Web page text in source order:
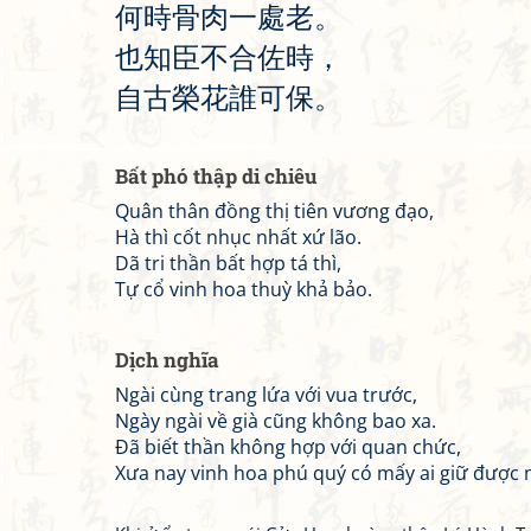
何時骨肉一處老。
也知臣不合佐時 ，
自古榮花誰可保。
Bất phó thập di chiêu
Quân thân đồng thị tiên vương đạo,
Hà thì cốt nhục nhất xứ lão.
Dã tri thần bất hợp tá thì,
Tự cổ vinh hoa thuỳ khả bảo.
Dịch nghĩa
Ngài cùng trang lứa với vua trước,
Ngày ngài về già cũng không bao xa.
Đã biết thần không hợp với quan chức,
Xưa nay vinh hoa phú quý có mấy ai giữ được